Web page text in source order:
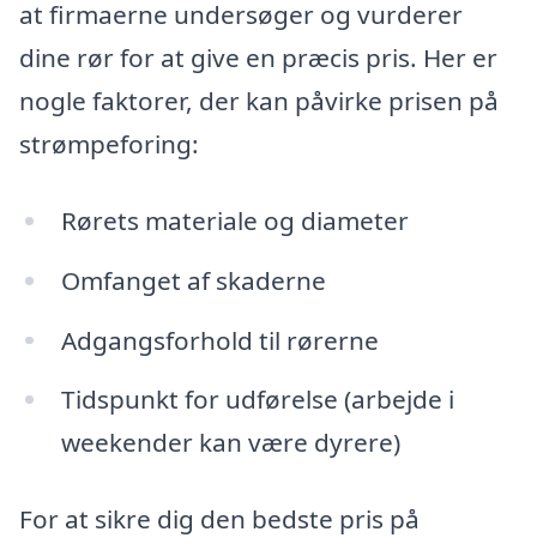
at firmaerne undersøger og vurderer
dine rør for at give en præcis pris. Her er
nogle faktorer, der kan påvirke prisen på
strømpeforing:
Rørets materiale og diameter
Omfanget af skaderne
Adgangsforhold til rørerne
Tidspunkt for udførelse (arbejde i
weekender kan være dyrere)
For at sikre dig den bedste pris på